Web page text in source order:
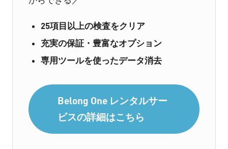
25項目以上の検査をクリア
充実の保証・豊富なオプション
専用ツールを使ったデータ消去
Belong One レンタルサー
ビスの詳細はこちら